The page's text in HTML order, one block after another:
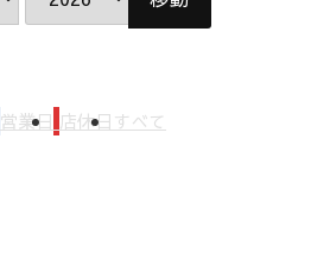
営業日 店休日すべて